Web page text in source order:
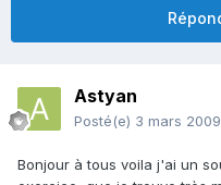
Astyan
Posté(e) 3 mars 2009
Bonjour à tous voila j'ai un